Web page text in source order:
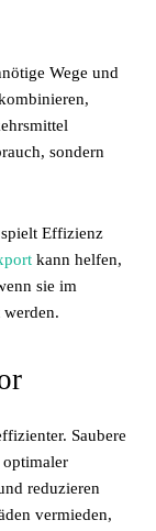
Wege und
sondern
Effizienz
kann helfen,
sie im
Saubere
reduzieren
vermieden,